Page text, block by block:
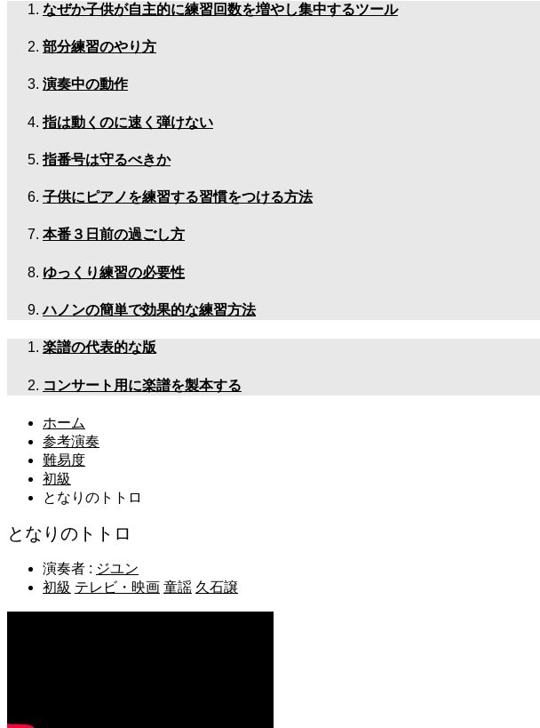
なぜか子供が自主的に練習回数を増やし集中するツール
部分練習のやり方
演奏中の動作
指は動くのに速く弾けない
指番号は守るべきか
子供にピアノを練習する習慣をつける方法
本番３日前の過ごし方
ゆっくり練習の必要性
ハノンの簡単で効果的な練習方法
楽譜の代表的な版
コンサート用に楽譜を製本する
ホーム
参考演奏
難易度
初級
となりのトトロ
となりのトトロ
演奏者 : ジユン
初級 テレビ・映画 童謡 久石譲